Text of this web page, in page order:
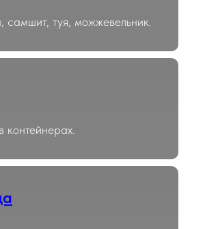
самшит, туя, можжевельник.